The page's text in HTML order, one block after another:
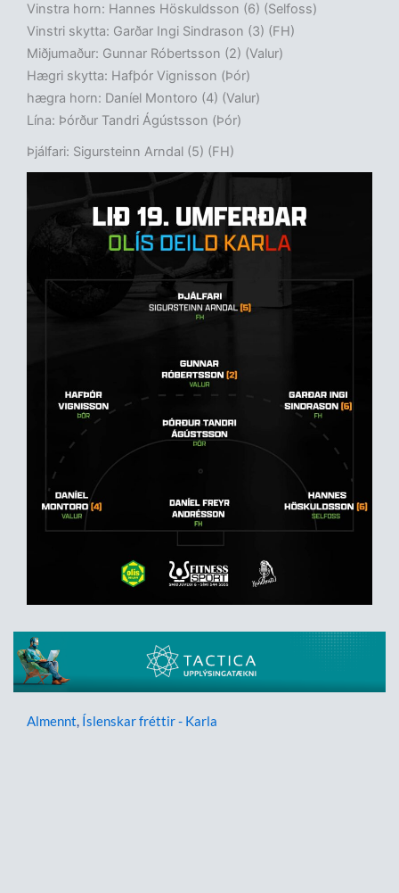
Vinstra horn: Hannes Höskuldsson (6) (Selfoss)
Vinstri skytta: Garðar Ingi Sindrason (3) (FH)
Miðjumaður: Gunnar Róbertsson (2) (Valur)
Hægri skytta: Hafþór Vignisson (Þór)
hægra horn: Daníel Montoro (4) (Valur)
Lína: Þórður Tandri Ágústsson (Þór)
Þjálfari: Sigursteinn Arndal (5) (FH)
Almennt, Íslenskar fréttir - Karla